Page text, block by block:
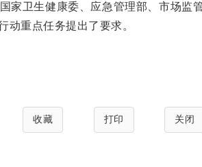
卫生健康委、应急管理部、市场监
动重点任务提出了要求。
收藏 打印 关闭